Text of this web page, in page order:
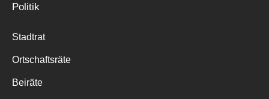
Politik
Stadtrat
Ortschaftsräte
Beiräte